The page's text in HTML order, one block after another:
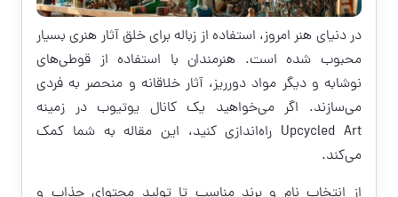
در دنیای هنر امروز، استفاده از زباله برای خلق آثار هنری بسیار
محبوب شده است. هنرمندان با استفاده از قوطی‌های
نوشابه و دیگر مواد دورریز، آثار خلاقانه و منحصر به فردی
می‌سازند. اگر می‌خواهید یک کانال یوتیوب در زمینه
Upcycled Art راه‌اندازی کنید، این مقاله به شما کمک
می‌کند.